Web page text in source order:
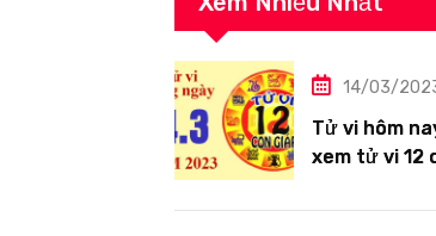
14/03/
Tử vi hôm
xem tử vi 12
14/3/2023: